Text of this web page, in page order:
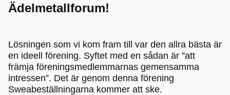
Ädelmetallforum!
Lösningen som vi kom fram till var den allra bästa är
en ideell förening. Syftet med en sådan är ”att
främja föreningsmedlemmarnas gemensamma
intressen”. Det är genom denna förening
Sweabeställningarna kommer att ske.